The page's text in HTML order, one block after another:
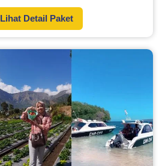
Lihat Detail Paket